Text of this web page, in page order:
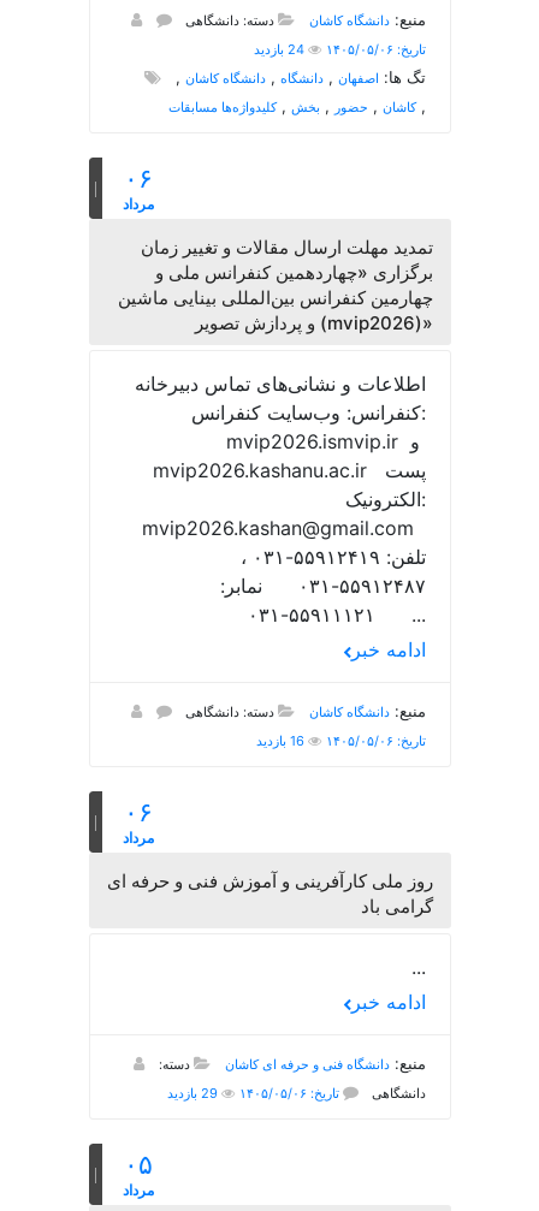
منبع:دانشگاه کاشان
دسته: دانشگاهی
تاریخ: ۱۴۰۵/۰۵/۰۶
24 بازدید
تگ ها: اصفهان ,دانشگاه ,دانشگاه کاشان ,
کاشان , حضور , بخش ,کلیدواژه‌ها مسابقات ,
۰۶
مرداد
تمدید مهلت ارسال مقالات و تغییر زمان
برگزاری «چهاردهمین کنفرانس ملی و
چهارمین کنفرانس بین‌المللی بینایی ماشین
و پردازش تصویر (mvip2026)»
اطلاعات و نشانی‌های تماس دبیرخانه
کنفرانس: وب‌سایت کنفرانس:
mvip2026.ismvip.ir و
mvip2026.kashanu.ac.ir پست
الکترونیک:
mvip2026.kashan@gmail.com
تلفن: ۵۵۹۱۲۴۱۹-۰۳۱ ،
۵۵۹۱۲۴۸۷-۰۳۱ نمابر:
۵۵۹۱۱۱۲۱-۰۳۱ ...
ادامه خبر
منبع:دانشگاه کاشان
دسته: دانشگاهی
تاریخ: ۱۴۰۵/۰۵/۰۶
16 بازدید
۰۶
مرداد
روز ملی کارآفرینی و آموزش فنی و حرفه ای
گرامی باد
...
ادامه خبر
منبع:دانشگاه فنی و حرفه ای کاشان
دسته:
دانشگاهی
تاریخ: ۱۴۰۵/۰۵/۰۶ 29 بازدید
۰۵
مرداد